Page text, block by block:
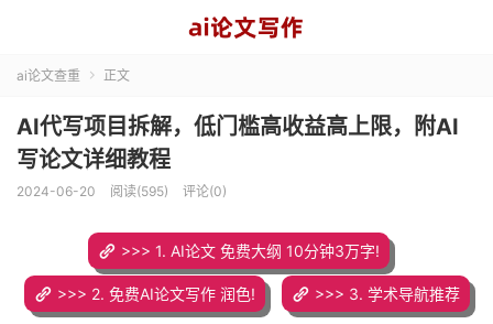
ai论文查重  正文
AI代写项目拆解，低门槛高收益高上限，附AI
写论文详细教程
2024-06-20 阅读(595) 评论(0)
>>> 1. AI论文 免费大纲 10分钟3万字!
>>> 2. 免费AI论文写作 润色! >>> 3. 学术导航推荐